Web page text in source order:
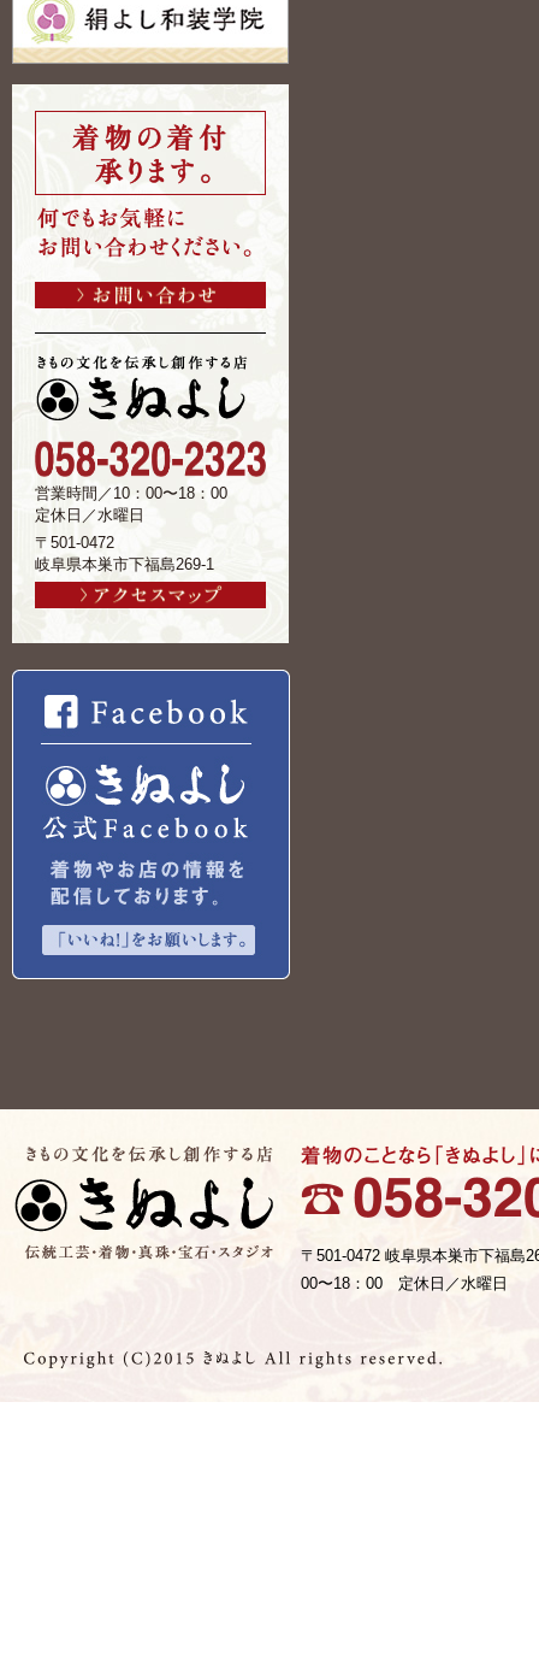
営業時間／10：00〜18：00
定休日／水曜日
〒501-0472
岐阜県本巣市下福島269-1
〒501-0472 岐阜県本巣市下福島
00〜18：00 定休日／水曜日